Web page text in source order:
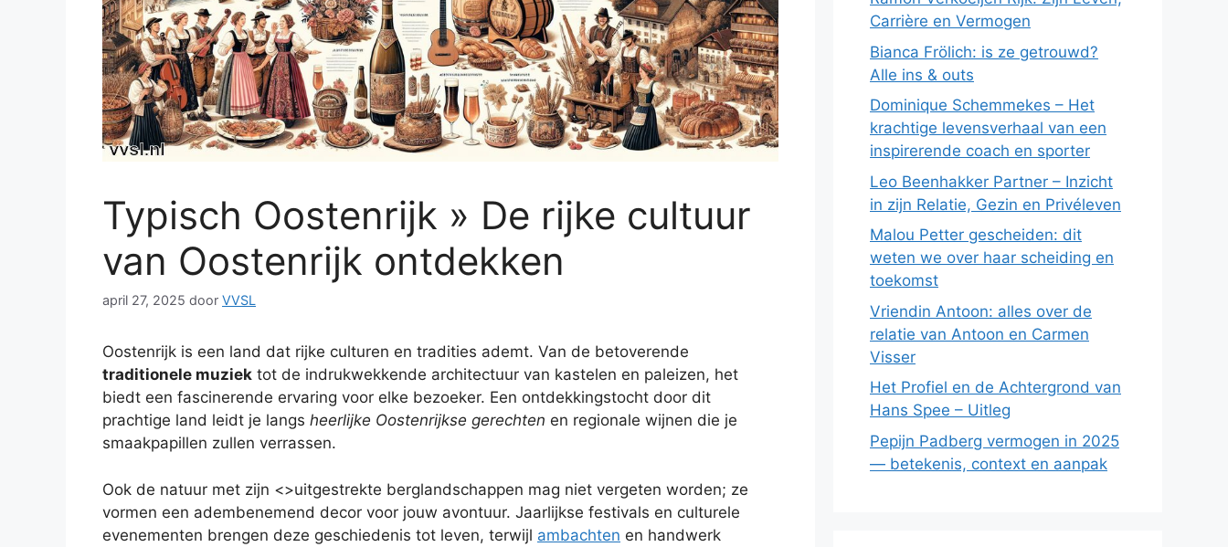
Typisch Oostenrijk » De rijke cultuur
van Oostenrijk ontdekken
april 27, 2025 door VVSL
Oostenrijk is een land dat rijke culturen en tradities ademt. Van de betoverende
traditionele muziek tot de indrukwekkende architectuur van kastelen en paleizen, het
biedt een fascinerende ervaring voor elke bezoeker. Een ontdekkingstocht door dit
prachtige land leidt je langs heerlijke Oostenrijkse gerechten en regionale wijnen die je
smaakpapillen zullen verrassen.
Ook de natuur met zijn <>uitgestrekte berglandschappen mag niet vergeten worden; ze
vormen een adembenemend decor voor jouw avontuur. Jaarlijkse festivals en culturele
evenementen brengen deze geschiedenis tot leven, terwijl ambachten en handwerk
Carrière en Vermogen
Bianca Frölich: is ze getrouwd?
Alle ins & outs
Dominique Schemmekes – Het
krachtige levensverhaal van een
inspirerende coach en sporter
Leo Beenhakker Partner – Inzicht
in zijn Relatie, Gezin en Privéleven
Malou Petter gescheiden: dit
weten we over haar scheiding en
toekomst
Vriendin Antoon: alles over de
relatie van Antoon en Carmen
Visser
Het Profiel en de Achtergrond van
Hans Spee – Uitleg
Pepijn Padberg vermogen in 2025
— betekenis, context en aanpak